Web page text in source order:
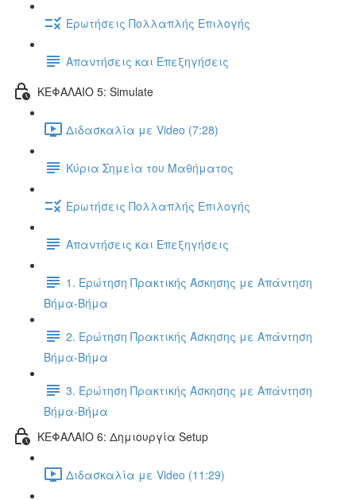
Ερωτήσεις Πολλαπλής Επιλογής
Απαντήσεις και Επεξηγήσεις
ΚΕΦΑΛΑΙΟ 5: Simulate
Διδασκαλία με Video (7:28)
Κύρια Σημεία του Μαθήματος
Ερωτήσεις Πολλαπλής Επιλογής
Απαντήσεις και Επεξηγήσεις
1. Ερώτηση Πρακτικής Άσκησης με Απάντηση
Βήμα-Βήμα
2. Ερώτηση Πρακτικής Άσκησης με Απάντηση
Βήμα-Βήμα
3. Ερώτηση Πρακτικής Άσκησης με Απάντηση
Βήμα-Βήμα
ΚΕΦΑΛΑΙΟ 6: Δημιουργία Setup
Διδασκαλία με Video (11:29)